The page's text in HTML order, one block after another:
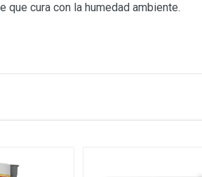
cura con la humedad ambiente.